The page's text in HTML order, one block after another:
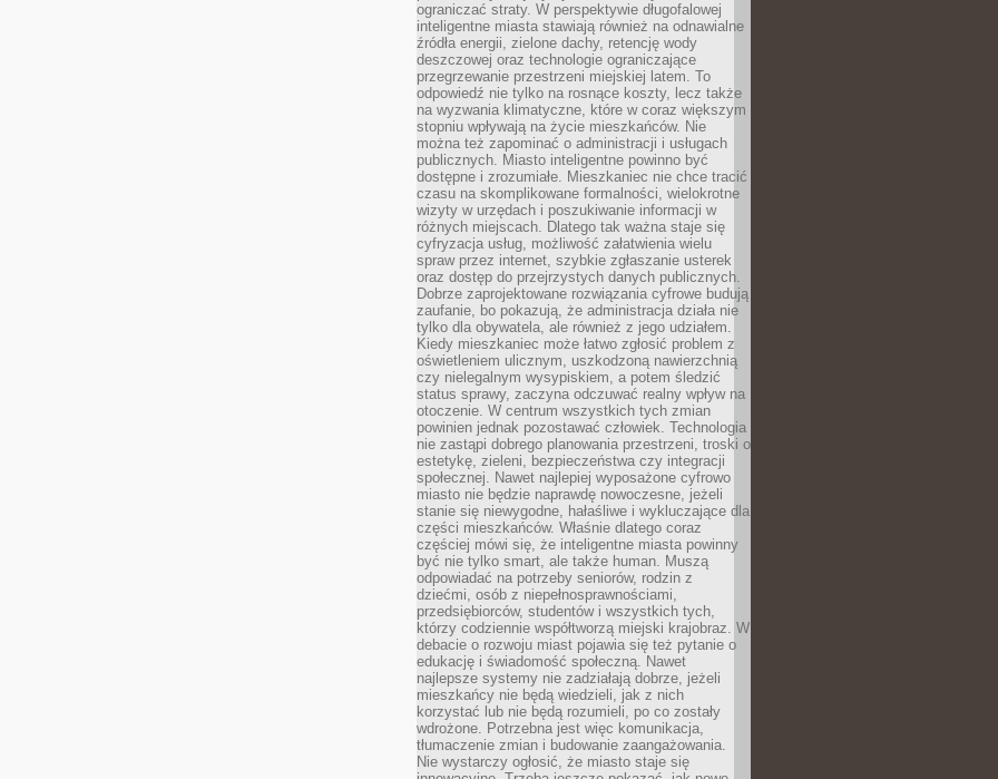
ograniczać straty. W perspektywie długofalowej
inteligentne miasta stawiają również na odnawialne
źródła energii, zielone dachy, retencję wody
deszczowej oraz technologie ograniczające
przegrzewanie przestrzeni miejskiej latem. To
odpowiedź nie tylko na rosnące koszty, lecz także
na wyzwania klimatyczne, które w coraz większym
stopniu wpływają na życie mieszkańców. Nie
można też zapominać o administracji i usługach
publicznych. Miasto inteligentne powinno być
dostępne i zrozumiałe. Mieszkaniec nie chce tracić
czasu na skomplikowane formalności, wielokrotne
wizyty w urzędach i poszukiwanie informacji w
różnych miejscach. Dlatego tak ważna staje się
cyfryzacja usług, możliwość załatwienia wielu
spraw przez internet, szybkie zgłaszanie usterek
oraz dostęp do przejrzystych danych publicznych.
Dobrze zaprojektowane rozwiązania cyfrowe budują
zaufanie, bo pokazują, że administracja działa nie
tylko dla obywatela, ale również z jego udziałem.
Kiedy mieszkaniec może łatwo zgłosić problem z
oświetleniem ulicznym, uszkodzoną nawierzchnią
czy nielegalnym wysypiskiem, a potem śledzić
status sprawy, zaczyna odczuwać realny wpływ na
otoczenie. W centrum wszystkich tych zmian
powinien jednak pozostawać człowiek. Technologia
nie zastąpi dobrego planowania przestrzeni, troski o
estetykę, zieleni, bezpieczeństwa czy integracji
społecznej. Nawet najlepiej wyposażone cyfrowo
miasto nie będzie naprawdę nowoczesne, jeżeli
stanie się niewygodne, hałaśliwe i wykluczające dla
części mieszkańców. Właśnie dlatego coraz
częściej mówi się, że inteligentne miasta powinny
być nie tylko smart, ale także human. Muszą
odpowiadać na potrzeby seniorów, rodzin z
dziećmi, osób z niepełnosprawnościami,
przedsiębiorców, studentów i wszystkich tych,
którzy codziennie współtworzą miejski krajobraz. W
debacie o rozwoju miast pojawia się też pytanie o
edukację i świadomość społeczną. Nawet
najlepsze systemy nie zadziałają dobrze, jeżeli
mieszkańcy nie będą wiedzieli, jak z nich
korzystać lub nie będą rozumieli, po co zostały
wdrożone. Potrzebna jest więc komunikacja,
tłumaczenie zmian i budowanie zaangażowania.
Nie wystarczy ogłosić, że miasto staje się